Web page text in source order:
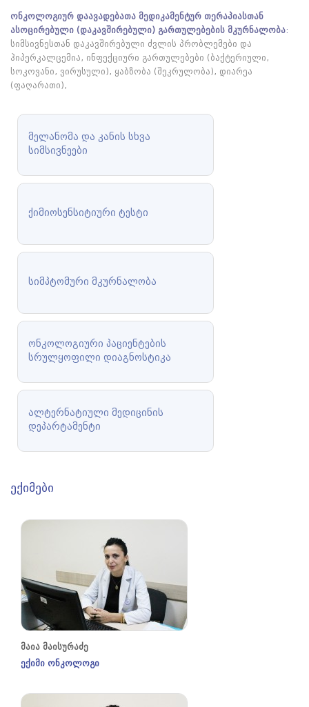
ონკოლოგიურ დაავადებათა მედიკამენტურ თერაპიასთან
ასოცირებული (დაკავშირებული) გართულებების მკურნალობა:
სიმსივნესთან დაკავშირებული ძვლის პრობლემები და
ჰიპერკალცემია, ინფექციური გართულებები (ბაქტერიული,
სოკოვანი, ვირუსული), ყაბზობა (შეკრულობა), დიარეა
(ფაღარათი),
მელანომა და კანის სხვა
სიმსივნეები
ქიმიოსენსიტიური ტესტი
სიმპტომური მკურნალობა
ონკოლოგიური პაციენტების
სრულყოფილი დიაგნოსტიკა
ალტერნატიული მედიცინის
დეპარტამენტი
ექიმები
მაია მაისურაძე
ექიმი ონკოლოგი